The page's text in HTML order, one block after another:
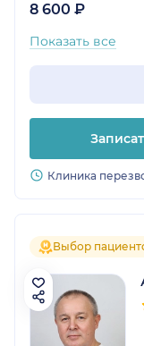
8 600 ₽
Показать все
Клиника
Выбор